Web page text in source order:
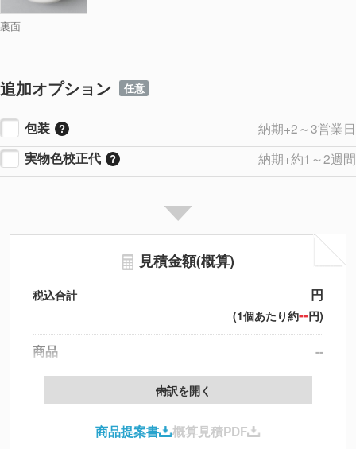
裏面
追加オプション 任意
包装
納期+2～3営業日
実物色校正代
納期+約1～2週間
見積金額(概算)
税込合計 円
(1個あたり約--円)
商品
--
製版代
印刷代
北海道・沖縄・離島 別途
内訳を開く
商品提案書 概算見積PDF